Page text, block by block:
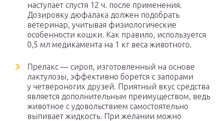
наступает спустя 12 ч. после применения.
Дозировку дюфалака должен подобрать
ветеринар, учитывая физиологические
особенности кошки. Как правило, используется
0,5 мл медикамента на 1 кг веса животного.
Прелакс — сироп, изготовленный на основе
лактулозы, эффективно борется с запорами
у четвероногих друзей. Приятный вкус средства
является дополнительным преимуществом, ведь
животное с удовольствием самостоятельно
выпивает жидкость. При желании можно